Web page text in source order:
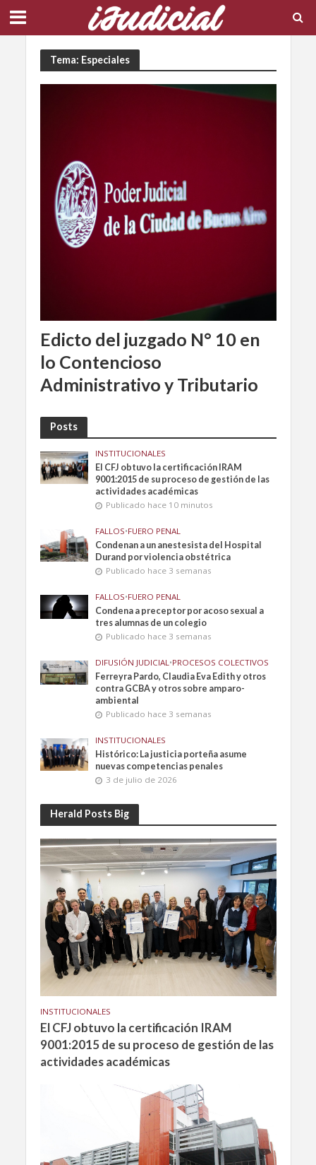
Tema: Especiales
Edicto del juzgado N° 10 en
lo Contencioso
Administrativo y Tributario
Posts
INSTITUCIONALES
El CFJ obtuvo la certificación IRAM
9001:2015 de su proceso de gestión de las
actividades académicas
Publicado hace 10 minutos
FALLOS•FUERO PENAL
Condenan a un anestesista del Hospital
Durand por violencia obstétrica
Publicado hace 3 semanas
FALLOS•FUERO PENAL
Condena a preceptor por acoso sexual a
tres alumnas de un colegio
Publicado hace 3 semanas
DIFUSIÓN JUDICIAL•PROCESOS COLECTIVOS
Ferreyra Pardo, Claudia Eva Edith y otros
contra GCBA y otros sobre amparo-
ambiental
Publicado hace 3 semanas
INSTITUCIONALES
Histórico: La justicia porteña asume
nuevas competencias penales
3 de julio de 2026
Herald Posts Big
INSTITUCIONALES
El CFJ obtuvo la certificación IRAM
9001:2015 de su proceso de gestión de las
actividades académicas